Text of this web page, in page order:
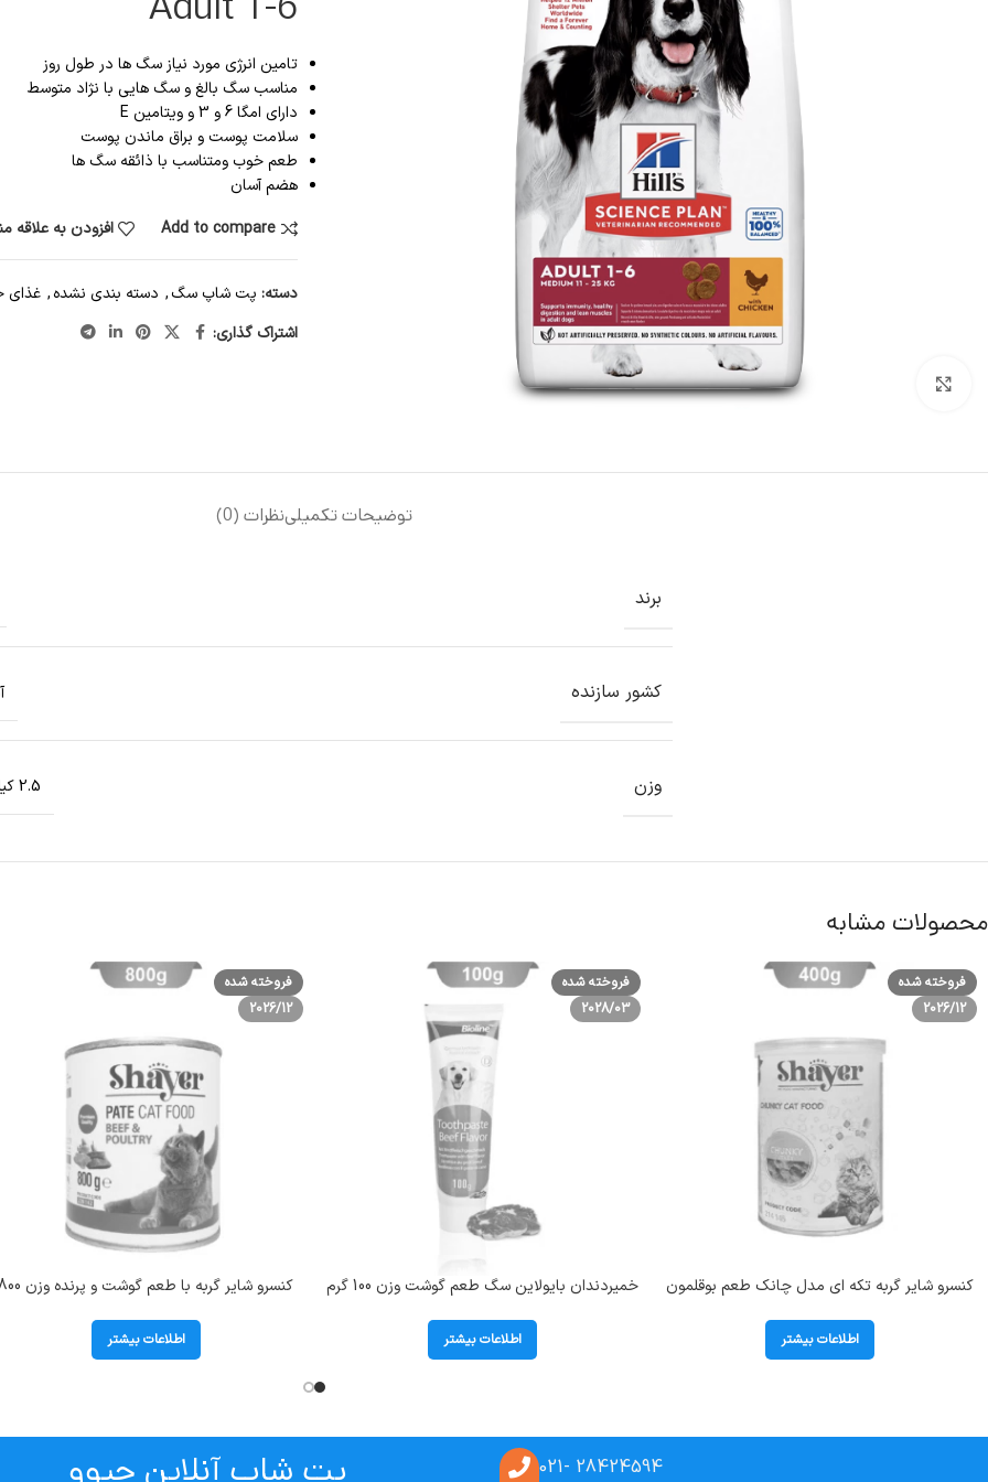
برای بزرگنمایی کلیک کنید
تامین انرژی مورد نیاز سگ ها در طول روز
مناسب سگ بالغ و سگ هایی با نژاد متوسط
دارای امگا 6 و 3 و ویتامین E
سلامت پوست و براق ماندن پوست
طعم خوب ومتناسب با ذائقه سگ ها
هضم آسان
Add to compare
افزودن به علاقه
دسته: پت شاپ سگ, دسته بندی نشده,
اشتراک گذاری:
توضیحات تکمیلینظرات (0)
برند
کشور سازنده
وزن 2.5 کیلوگرم
محصولات مشابه
فروخته شده
2026/12
کنسرو شایر گربه تکه ای مدل چانک طعم بوقلمون
اطلاعات بیشتر
فروخته شده
2028/03
خمیردندان بایولاین سگ طعم گوشت وزن 100 گرم
اطلاعات بیشتر
فروخته شده
2026/12
کنسرو شایر گربه با طعم گوشت و
اطلاعات بیشتر
28424594 -021 پت شاپ آنلاین چیوو